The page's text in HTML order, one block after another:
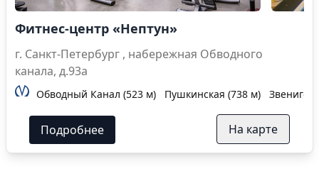
Фитнес-центр «Нептун»
г. Санкт-Петербург , набережная Обводного
канала, д.93а
Обводный Канал (523 м) Пушкинская (738 м)
Подробнее На карте